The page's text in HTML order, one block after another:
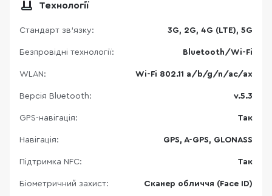
Технології
Стандарт зв'язку: 3G, 2G, 4G (LTE), 5G
Безпровідні технології: Bluetooth/Wi-Fi
WLAN: Wi-Fi 802.11 a/b/g/n/ac/ax
Версія Bluetooth: v.5.3
GPS-навігація: Так
Навігація: GPS, A-GPS, GLONASS
Підтримка NFC: Так
Біометричний захист: Сканер обличчя (Face ID)